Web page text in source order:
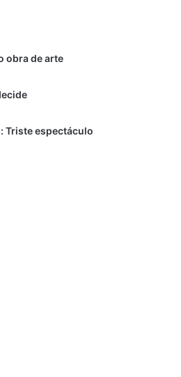
obra de arte
Triste espectáculo